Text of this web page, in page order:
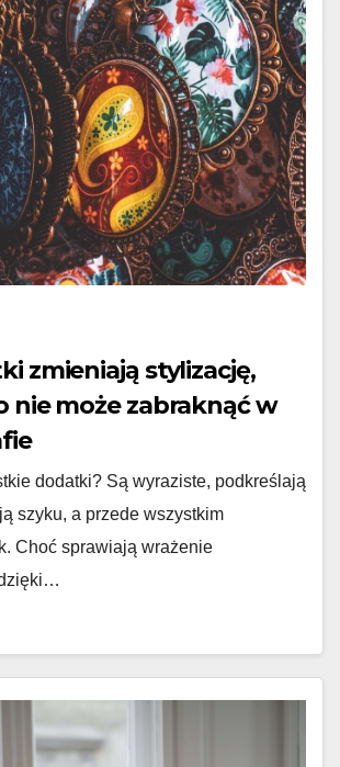
zmieniają stylizację,
nie może zabraknąć w
dodatki? Są wyraziste, podkreślają
szyku, a przede wszystkim
Choć sprawiają wrażenie